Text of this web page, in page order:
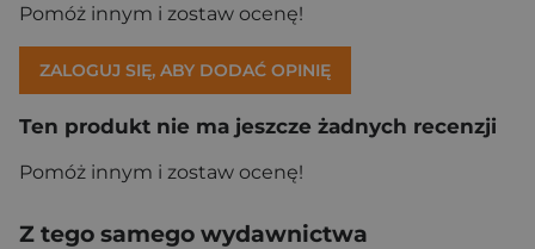
Pomóż innym i zostaw ocenę!
ZALOGUJ SIĘ, ABY DODAĆ OPINIĘ
Ten produkt nie ma jeszcze żadnych recenzji
Pomóż innym i zostaw ocenę!
Z tego samego wydawnictwa